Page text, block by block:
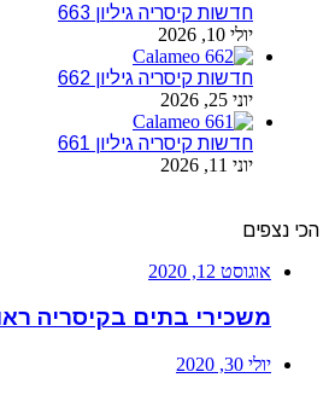
חדשות קיסריה גיליון 663
יולי 10, 2026
חדשות קיסריה גיליון 662
יוני 25, 2026
חדשות קיסריה גיליון 661
יוני 11, 2026
הכי נצפים
אוגוסט 12, 2020
משכירי בתים בקיסריה
יולי 30, 2020